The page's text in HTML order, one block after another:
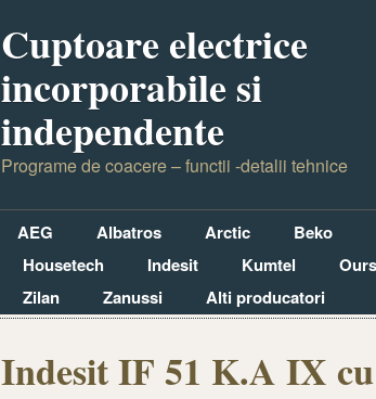
Cuptoare electrice
incorporabile si
independente
Programe de coacere – functii -detalii tehnice
AEG Albatros Arctic Beko
Housetech
Indesit Kumtel
Zilan
Zanussi Alti producatori
Indesit IF 51 K.A IX cu